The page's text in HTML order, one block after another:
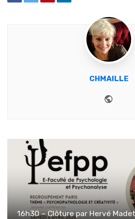
CHMAILLE
16h30 – Clôture par Hervé